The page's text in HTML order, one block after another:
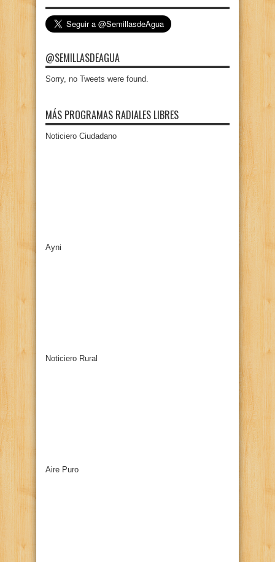
@SEMILLASDEAGUA
Sorry, no Tweets were found.
MÁS PROGRAMAS RADIALES LIBRES
Noticiero Ciudadano
Ayni
Noticiero Rural
Aire Puro